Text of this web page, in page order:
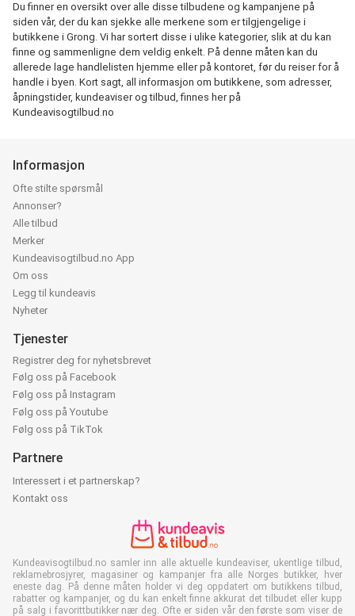
Du finner en oversikt over alle disse tilbudene og kampanjene på
siden vår, der du kan sjekke alle merkene som er tilgjengelige i
butikkene i Grong. Vi har sortert disse i ulike kategorier, slik at du kan
finne og sammenligne dem veldig enkelt. På denne måten kan du
allerede lage handlelisten hjemme eller på kontoret, før du reiser for å
handle i byen. Kort sagt, all informasjon om butikkene, som adresser,
åpningstider, kundeaviser og tilbud, finnes her på
Kundeavisogtilbud.no
Informasjon
Ofte stilte spørsmål
Annonser?
Alle tilbud
Merker
Kundeavisogtilbud.no App
Om oss
Legg til kundeavis
Nyheter
Tjenester
Registrer deg for nyhetsbrevet
Følg oss på Facebook
Følg oss på Instagram
Følg oss på Youtube
Følg oss på TikTok
Partnere
Interessert i et partnerskap?
Kontakt oss
Kundeavisogtilbud.no samler inn alle aktuelle kundeaviser, ukentlige tilbud,
reklamebrosjyrer, magasiner og kampanjer fra alle Norges butikker, hver
eneste dag. På denne måten holder vi deg oppdatert om butikkens tilbud,
rabatter og kampanjer, og du kan enkelt finne akkurat det tilbudet eller kupp
på salg i favorittbutikker nær deg. Ofte er siden vår den første som viser de